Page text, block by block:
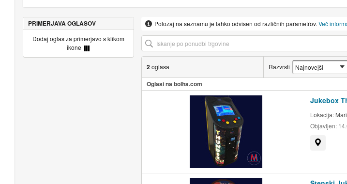
Položaj na seznamu je lahko odvisen od različnih parametrov. Več
2oglasa Razvrsti
Oglasi na bolha.com
Jukebox
Lokacija:
Objavljen:
PRIMERJAVA OGLASOV
Dodaj oglas za primerjavo s klikom
ikone